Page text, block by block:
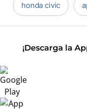
honda civic
¡Descarga la